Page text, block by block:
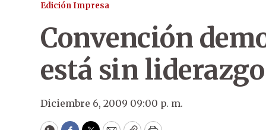
Edición Impresa
Convención
está sin liderazgo
Diciembre 6, 2009 09:00 p. m.